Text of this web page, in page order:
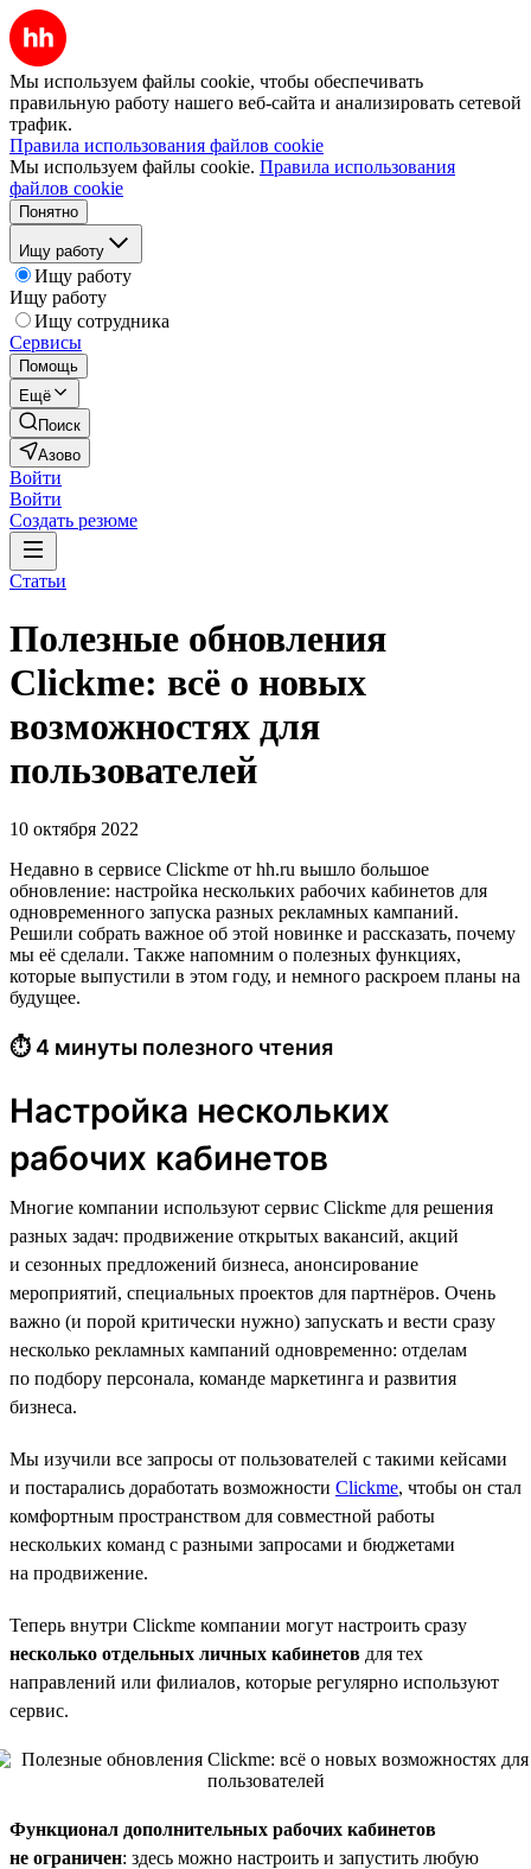
Мы используем файлы cookie, чтобы обеспечивать
правильную работу нашего веб-сайта и анализировать сетевой
трафик.
Правила использования файлов cookie
Мы используем файлы cookie. Правила использования
файлов cookie
Понятно
Ищу работу
Ищу работу
Ищу работу
Ищу сотрудника
Сервисы
Помощь
Ещё
Поиск
Азово
Войти
Войти
Создать резюме
Статьи
Полезные обновления
Clickme: всё о новых
возможностях для
пользователей
10 октября 2022
Недавно в сервисе Clickme от hh.ru вышло большое
обновление: настройка нескольких рабочих кабинетов для
одновременного запуска разных рекламных кампаний.
Решили собрать важное об этой новинке и рассказать, почему
мы её сделали. Также напомним о полезных функциях,
которые выпустили в этом году, и немного раскроем планы на
будущее.
⏱ 4 минуты полезного чтения
Настройка нескольких
рабочих кабинетов
Многие компании используют сервис Clickme для решения
разных задач: продвижение открытых вакансий, акций
и сезонных предложений бизнеса, анонсирование
мероприятий, специальных проектов для партнёров. Очень
важно (и порой критически нужно) запускать и вести сразу
несколько рекламных кампаний одновременно: отделам
по подбору персонала, команде маркетинга и развития
бизнеса.
Мы изучили все запросы от пользователей с такими кейсами
и постарались доработать возможности Clickme, чтобы он стал
комфортным пространством для совместной работы
нескольких команд с разными запросами и бюджетами
на продвижение.
Теперь внутри Clickme компании могут настроить сразу
несколько отдельных личных кабинетов для тех
направлений или филиалов, которые регулярно используют
сервис.
Функционал дополнительных рабочих кабинетов
не ограничен: здесь можно настроить и запустить любую